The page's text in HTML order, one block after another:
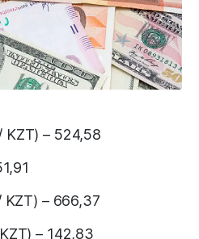
– 524,58
KZT) – 666,37
– 142,83